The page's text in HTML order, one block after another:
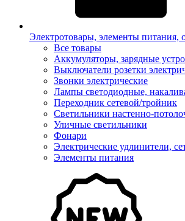
Электротовары, элементы питания,
Все товары
Аккумуляторы, зарядные
Выключатели розетки
Звонки электрические
Лампы светодиодные,
Переходник сетевой/тройник
Светильники настенно-
Уличные светильники
Фонари
Электрические удлинители,
Элементы питания